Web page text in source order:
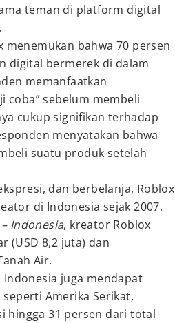
teman di platform digital
bahwa 70 persen
digital bermerek di dalam
memanfaatkan
coba” sebelum membeli
cukup signifikan terhadap
menyatakan bahwa
suatu produk setelah
dan berbelanja, Roblox
di Indonesia sejak 2007.
Indonesia, kreator Roblox
(USD 8,2 juta) dan
Air.
juga mendapat
Amerika Serikat,
hingga 31 persen dari total